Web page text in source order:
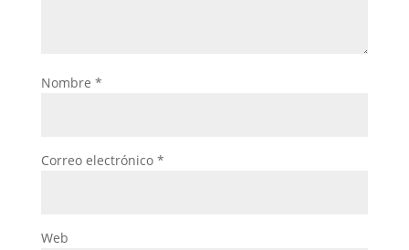
Nombre *
Correo electrónico *
Web